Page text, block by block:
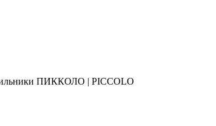
ПИККОЛО | PICCOLO